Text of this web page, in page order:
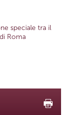
speciale tra il
Roma